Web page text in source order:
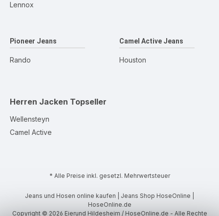
Lennox
Pioneer Jeans
Rando
Camel Active Jeans
Houston
Herren Jacken Topseller
Wellensteyn
Camel Active
* Alle Preise inkl. gesetzl. Mehrwertsteuer
Jeans und Hosen online kaufen | Jeans Shop HoseOnline |
HoseOnline.de
Copyright © 2026 Eierund Hildesheim / HoseOnline.de - Alle Rechte